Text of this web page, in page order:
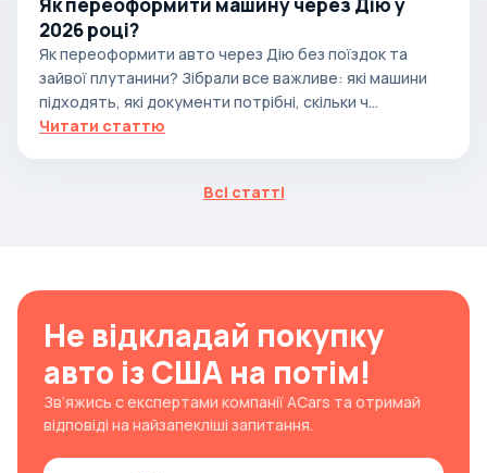
2026 році?
Як переоформити авто через Дію без поїздок та
зайвої плутанини? Зібрали все важливе: які машини
підходять, які документи потрібні, скільки ч...
Читати статтю
Всі статті
Не відкладай покупку
авто із США на потім!
Зв’яжись с експертами компанії ACars та отримай
відповіді на найзапекліші запитання.